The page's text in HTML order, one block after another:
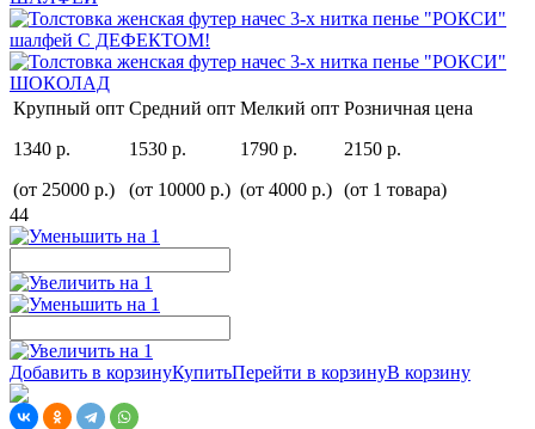
Крупный опт
1340 р.
(от 25000 р.)
Средний опт
1530 р.
(от 10000 р.)
Мелкий опт
1790 р.
(от 4000 р.)
Розничная цена
2150 р.
(от 1 товара)
44
Добавить в корзинуКупитьПерейти в корзинуВ корзину